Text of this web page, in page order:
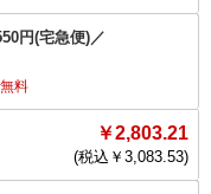
円(宅急便)／
料
￥2,803.21
(税込￥ 3,083.53)